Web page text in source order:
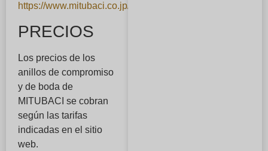
https://www.mitubaci.co.jp/news/5419
PRECIOS
Los precios de los
anillos de compromiso
y de boda de
MITUBACI se cobran
según las tarifas
indicadas en el sitio
web.